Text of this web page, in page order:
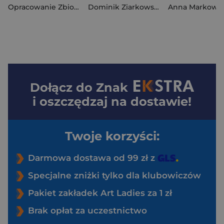
Opracowanie Zbiorowe
Dominik Ziarkowski
Anna
Dołącz do Znak
i oszczędzaj na dostawie!
Twoje korzyści:
Darmowa dostawa od 99 zł z
Specjalne zniżki tylko dla klubowiczów
Pakiet zakładek Art Ladies za 1 zł
Brak opłat za uczestnictwo